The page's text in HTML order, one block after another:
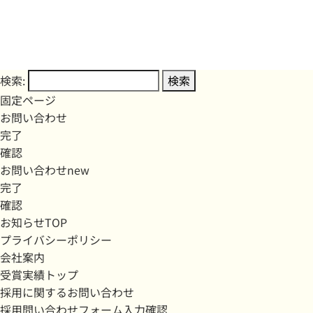
検索:
固定ページ
お問い合わせ
完了
確認
お問い合わせnew
完了
確認
お知らせTOP
プライバシーポリシー
会社案内
受賞実績トップ
採用に関するお問い合わせ
採用問い合わせフォーム入力確認